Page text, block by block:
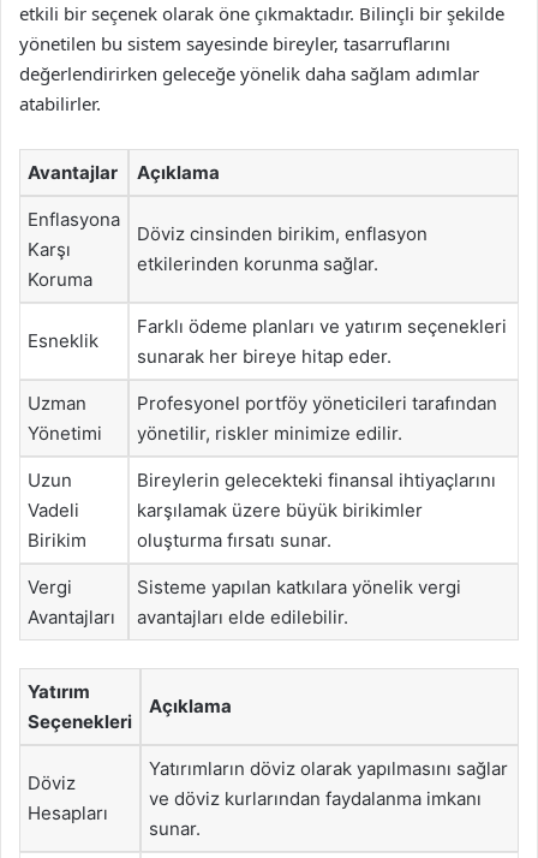
etkili bir seçenek olarak öne çıkmaktadır. Bilinçli bir şekilde
yönetilen bu sistem sayesinde bireyler, tasarruflarını
değerlendirirken geleceğe yönelik daha sağlam adımlar
atabilirler.
Avantajlar Açıklama
Enflasyona
Karşı
Koruma
Döviz cinsinden birikim, enflasyon
etkilerinden korunma sağlar.
Esneklik
Farklı ödeme planları ve yatırım seçenekleri
sunarak her bireye hitap eder.
Uzman
Yönetimi
Profesyonel portföy yöneticileri tarafından
yönetilir, riskler minimize edilir.
Uzun
Vadeli
Birikim
Bireylerin gelecekteki finansal ihtiyaçlarını
karşılamak üzere büyük birikimler
oluşturma fırsatı sunar.
Vergi
Avantajları
Sisteme yapılan katkılara yönelik vergi
avantajları elde edilebilir.
Yatırım
Seçenekleri
Açıklama
Döviz
Hesapları
Yatırımların döviz olarak yapılmasını sağlar
ve döviz kurlarından faydalanma imkanı
sunar.